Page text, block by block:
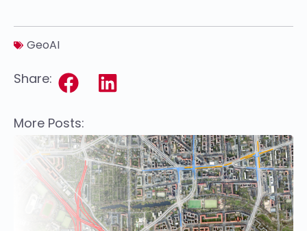
GeoAI
Share:
More Posts: